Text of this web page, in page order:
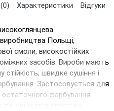
Характеристики Відгуки
Польщі,
смоли, високостійких
засобів. Вироби мають
швидке сушіння і
Застосовується для
фарбування